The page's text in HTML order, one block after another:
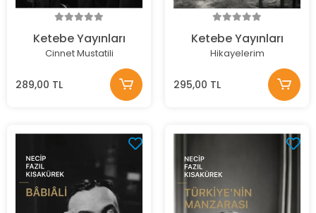
Ketebe Yayınları
Cinnet Mustatili
289,00 TL
Ketebe Yayınları
Hikayelerim
295,00 TL